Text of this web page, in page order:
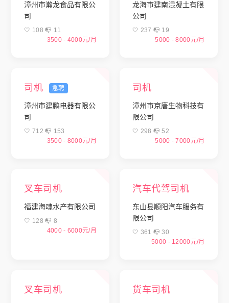
漳州市瀚龙食品有限公
司
🤍 108 📭︎ 11
3500 - 4000元/月
龙海市建南混凝土有限
公司
🤍 237 📭︎ 19
5000 - 8000元/月
司机 急聘
漳州市建鹏电器有限公
司
🤍 712 📭︎ 153
3500 - 8000元/月
司机
漳州市京唐生物科技有
限公司
🤍 298 📭︎ 52
5000 - 7000元/月
叉车司机
福建海魂水产有限公司
🤍 128 📭︎ 8
4000 - 6000元/月
汽车代驾司机
东山县顺阳汽车服务有
限公司
🤍 361 📭︎ 30
5000 - 12000元/月
叉车司机 货车司机